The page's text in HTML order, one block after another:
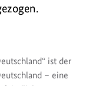
ist der
– eine